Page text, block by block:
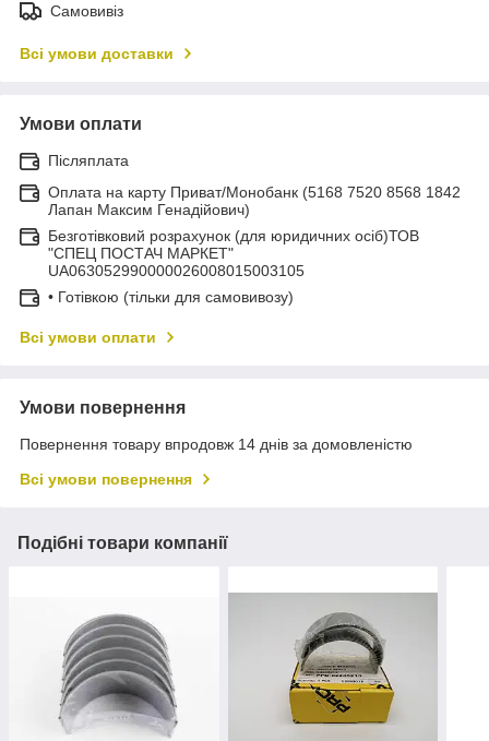
Самовивіз
Всі умови доставки
Умови оплати
Післяплата
Оплата на карту Приват/Монобанк (5168 7520 8568 1842
Лапан Максим Генадійович)
Безготівковий розрахунок (для юридичних осіб)ТОВ
"СПЕЦ ПОСТАЧ МАРКЕТ"
UA063052990000026008015003105
• Готівкою (тільки для самовивозу)
Всі умови оплати
Умови повернення
Повернення товару впродовж 14 днів за домовленістю
Всі умови повернення
Подібні товари компанії